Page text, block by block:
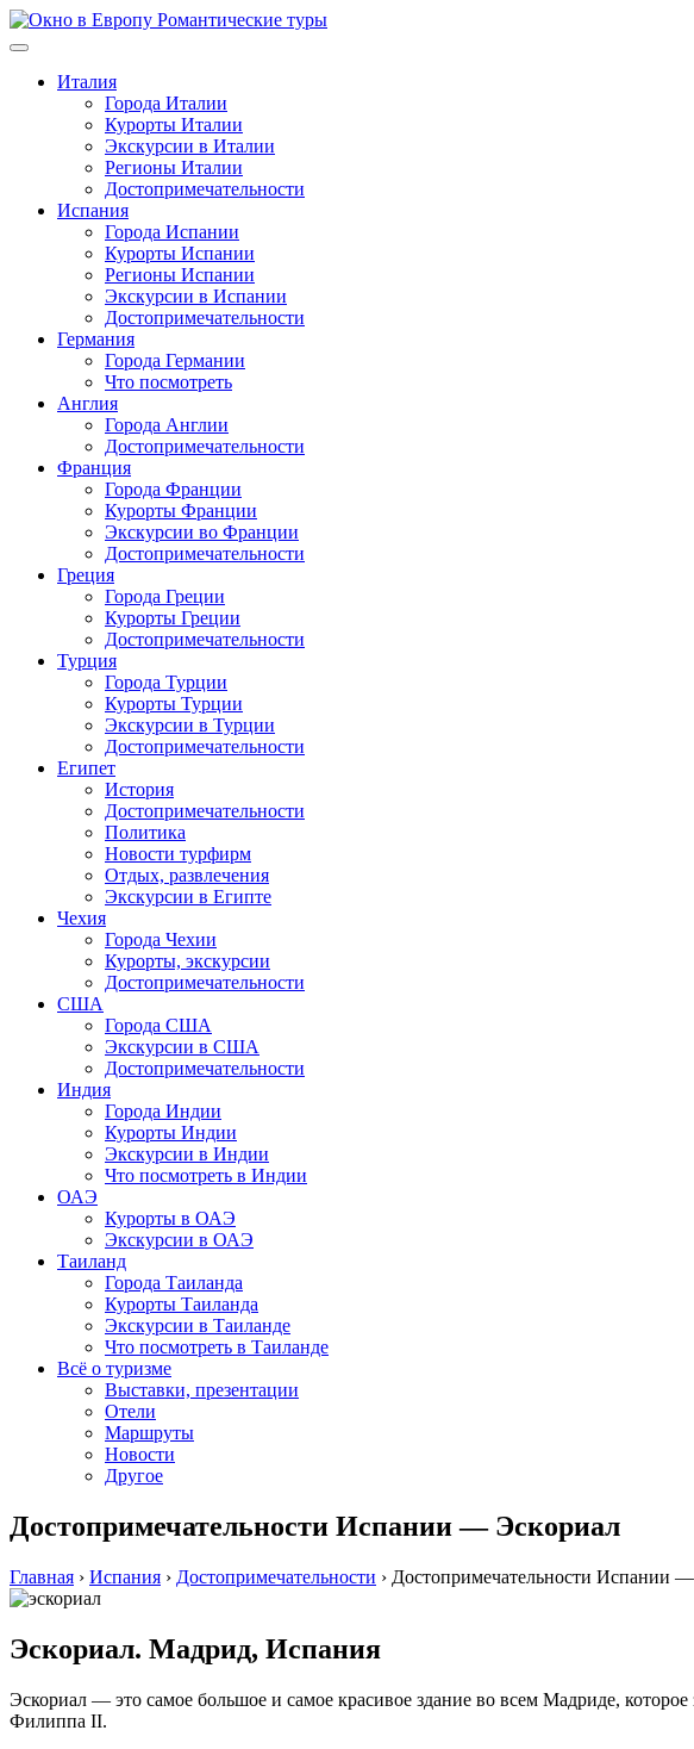
Перейти
к
Италия
Города Италии
Курорты Италии
Экскурсии в Италии
Регионы Италии
Достопримечательности
Испания
Города Испании
Курорты Испании
Регионы Испании
Экскурсии в Испании
Достопримечательности
Германия
Города Германии
Что посмотреть
Англия
Города Англии
Достопримечательности
Франция
Города Франции
Курорты Франции
Экскурсии во Франции
Достопримечательности
Греция
Города Греции
Курорты Греции
Достопримечательности
Турция
Города Турции
Курорты Турции
Экскурсии в Турции
Достопримечательности
Египет
История
Достопримечательности
Политика
Новости турфирм
Отдых, развлечения
Экскурсии в Египте
Чехия
Города Чехии
Курорты, экскурсии
Достопримечательности
США
Города США
Экскурсии в США
Достопримечательности
Индия
Города Индии
Курорты Индии
Экскурсии в Индии
Что посмотреть в Индии
ОАЭ
Курорты в ОАЭ
Экскурсии в ОАЭ
Таиланд
Города Таиланда
Курорты Таиланда
Экскурсии в Таиланде
Что посмотреть в Таиланде
Всё о туризме
Выставки, презентации
Отели
Маршруты
Новости
Другое
Достопримечательности Испании — Эскориал
Главная › Испания › Достопримечательности › Достопримечательности Испании
Эскориал. Мадрид, Испания
Эскориал — это самое большое и самое красивое здание во всем Мадриде,
Филиппа II.